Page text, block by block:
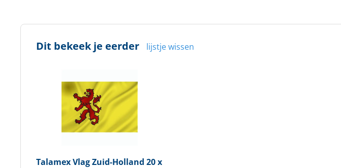
Dit bekeek je eerder lijstje wissen
TalamexVlag Zuid-Holland 20 x